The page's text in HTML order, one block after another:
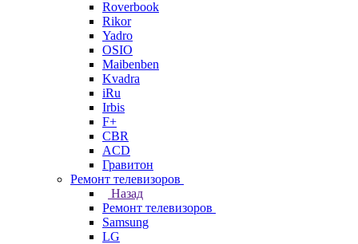
Roverbook
Rikor
Yadro
OSIO
Maibenben
Kvadra
iRu
Irbis
F+
CBR
ACD
Гравитон
Ремонт телевизоров
Назад
Ремонт телевизоров
Samsung
LG